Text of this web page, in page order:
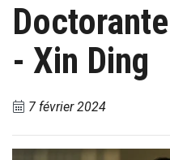
- Xin Ding
7 février 2024